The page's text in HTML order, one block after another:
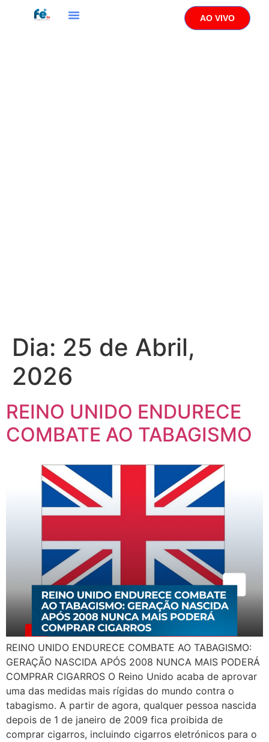
AO VIVO
Dia: 25 de Abril,
2026
REINO UNIDO ENDURECE
COMBATE AO TABAGISMO
REINO UNIDO ENDURECE COMBATE AO TABAGISMO:
GERAÇÃO NASCIDA APÓS 2008 NUNCA MAIS PODERÁ
COMPRAR CIGARROS O Reino Unido acaba de aprovar
uma das medidas mais rígidas do mundo contra o
tabagismo. A partir de agora, qualquer pessoa nascida
depois de 1 de janeiro de 2009 fica proibida de
comprar cigarros, incluindo cigarros eletrónicos para o